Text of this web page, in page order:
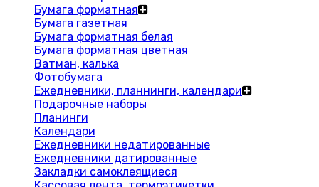
Бумага форматная
Бумага газетная
Бумага форматная белая
Бумага форматная цветная
Ватман, калька
Фотобумага
Ежедневники, планнинги, календари
Подарочные наборы
Планинги
Календари
Ежедневники недатированные
Ежедневники датированные
Закладки самоклеящиеся